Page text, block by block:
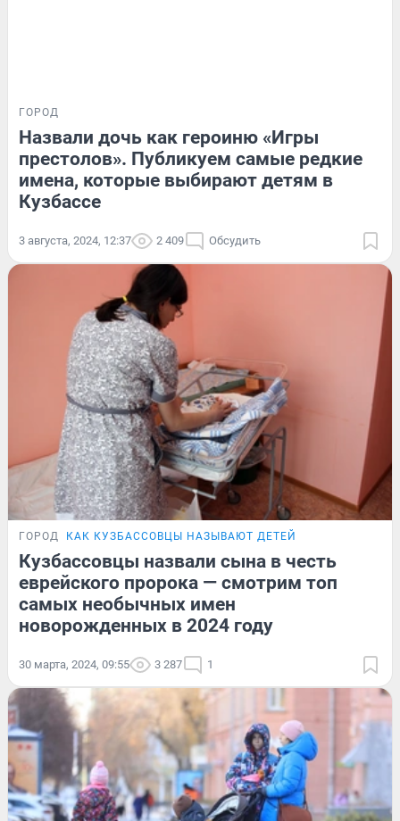
ГОРОД
Назвали дочь как героиню «Игры
престолов». Публикуем самые редкие
имена, которые выбирают детям в
Кузбассе
3 августа, 2024, 12:37 2 409 Обсудить
ГОРОД КАК КУЗБАССОВЦЫ НАЗЫВАЮТ ДЕТЕЙ
Кузбассовцы назвали сына в честь
еврейского пророка — смотрим топ
самых необычных имен
новорожденных в 2024 году
30 марта, 2024, 09:55 3 287 1